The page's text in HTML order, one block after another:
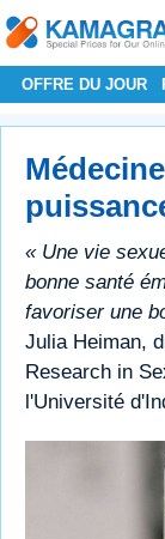
OFFRE DU JOUR
« Une vie
bonne santé
favoriser une
Julia Heiman,
Research in
l'Université